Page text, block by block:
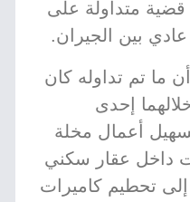
متداولة على
بين الجيران.
ما تم تداوله كان
إحدى
أعمال مخلة
داخل عقار سكني
إلى تحطيم كاميرات